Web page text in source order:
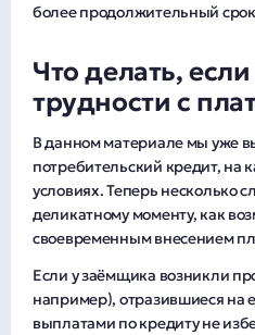
более продолжительный
Что делать,
трудности с
В данном материале мы уже
потребительский кредит, на
условиях. Теперь несколько
деликатному моменту, как
своевременным внесением
Если у заёмщика возникли
например), отразившиеся на
выплатами по кредиту не